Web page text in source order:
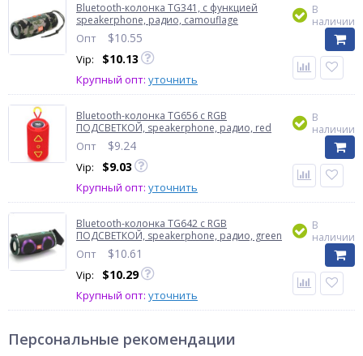
Bluetooth-колонка TG341, c функцией
speakerphone, радио, camouflage
Опт $10.55
Vip: $10.13
Крупный опт: уточнить
В
наличии
Bluetooth-колонка TG656 с RGB
ПОДСВЕТКОЙ, speakerphone, радио, red
Опт $9.24
Vip: $9.03
Крупный опт: уточнить
В
наличии
Bluetooth-колонка TG642 с RGB
ПОДСВЕТКОЙ, speakerphone, радио, green
Опт $10.61
Vip: $10.29
Крупный опт: уточнить
В
наличии
Персональные рекомендации